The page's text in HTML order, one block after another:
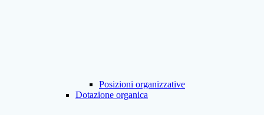
Posizioni organizzative
Dotazione organica